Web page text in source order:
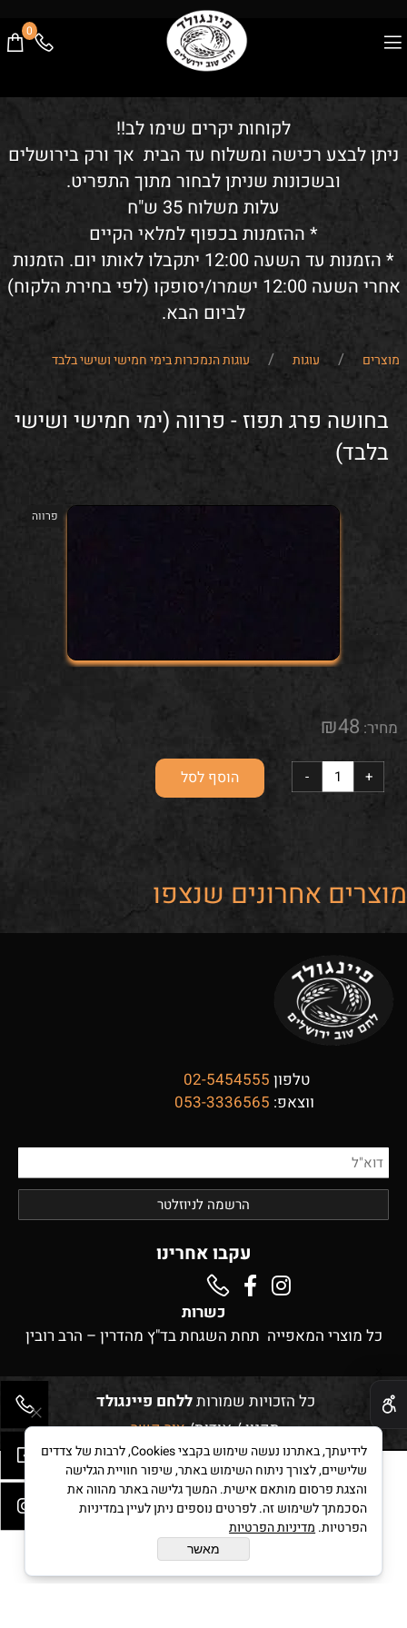
0
לקוחות יקרים שימו לב!!
ניתן לבצע רכישה ומשלוח עד הבית אך ורק בירושלים
ובשכונות שניתן לבחור מתוך התפריט.
עלות משלוח 35 ש"ח
* ההזמנות בכפוף למלאי הקיים
* הזמנות עד השעה 12:00 יתקבלו לאותו יום. הזמנות
אחרי השעה 12:00 ישמרו/יסופקו (לפי בחירת הלקוח)
לביום הבא.
מוצרים / עוגות / עוגות הנמכרות בימי חמישי ושישי בלבד
בחושה פרג תפוז - פרווה (ימי חמישי ושישי
בלבד)
פרווה
מחיר: ₪48
הוסף לסל
מוצרים אחרונים שנצפו
טלפון 02-5454555
ווצאפ: 053-3336565
עקבו אחרינו
כשרות
כל מוצרי המאפייה תחת השגחת בד"ץ מהדרין – הרב רובין
כל הזכויות שמורותללחם פיינגולד
תקנון/אודות/צור קשר
בניית אתרים
לידיעתך, באתרנו נעשה שימוש בקבצי Cookies, לרבות של צדדים
שלישיים, לצורך ניתוח השימוש באתר, שיפור חוויית הגלישה
והצגת פרסום מותאם אישית. המשך גלישה באתר מהווה את
הסכמתך לשימוש זה. לפרטים נוספים ניתן לעיין במדיניות
הפרטיות. מדיניות הפרטיות
מאשר